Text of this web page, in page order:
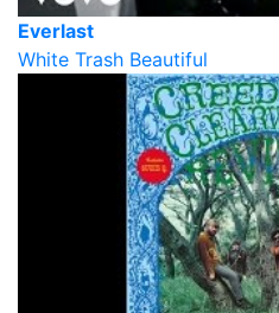
Everlast
White Trash Beautiful